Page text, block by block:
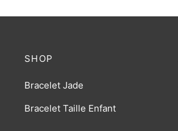
SHOP
Bracelet Jade
Bracelet Taille Enfant